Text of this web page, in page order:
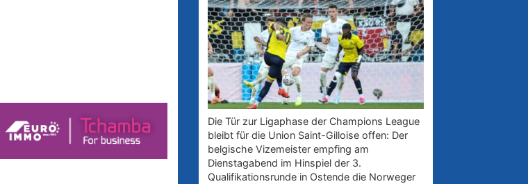
Die Tür zur Ligaphase der Champions League
bleibt für die Union Saint-Gilloise offen: Der
belgische Vizemeister empfing am
Dienstagabend im Hinspiel der 3.
Qualifikationsrunde in Ostende die Norweger